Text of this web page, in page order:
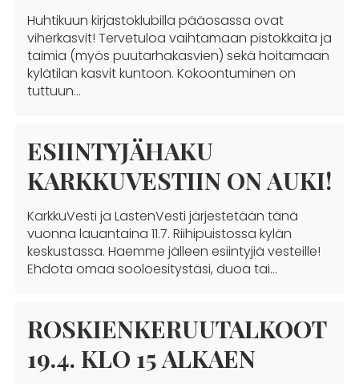
Huhtikuun kirjastoklubilla pääosassa ovat
viherkasvit! Tervetuloa vaihtamaan pistokkaita ja
taimia (myös puutarhakasvien) sekä hoitamaan
kylätilan kasvit kuntoon. Kokoontuminen on
tuttuun…
ESIINTYJÄHAKU
KARKKUVESTIIN ON AUKI!
KarkkuVesti ja LastenVesti järjestetään tänä
vuonna lauantaina 11.7. Riihipuistossa kylän
keskustassa. Haemme jälleen esiintyjiä vesteille!
Ehdota omaa sooloesitystäsi, duoa tai…
ROSKIENKERUUTALKOOT
19.4. KLO 15 ALKAEN